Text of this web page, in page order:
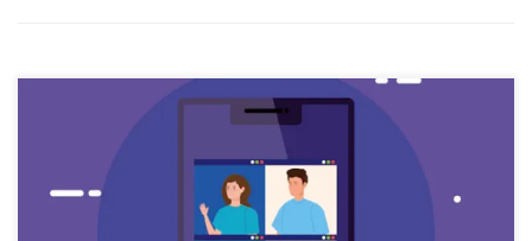
Di dunia saat ini, interaksi tatap muka sangat penting untuk
membangun hubungan, baik pribadi maupun profesional.
Meskipun alat komunikasi digital semakin penting, aplikasi tatap
muka masih menjadi kunci untuk menciptakan hubungan yang